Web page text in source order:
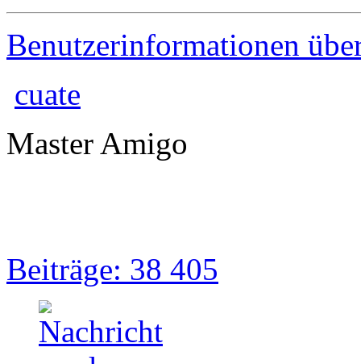
Benutzerinformationen
cuate
Master Amigo
Beiträge: 38 405